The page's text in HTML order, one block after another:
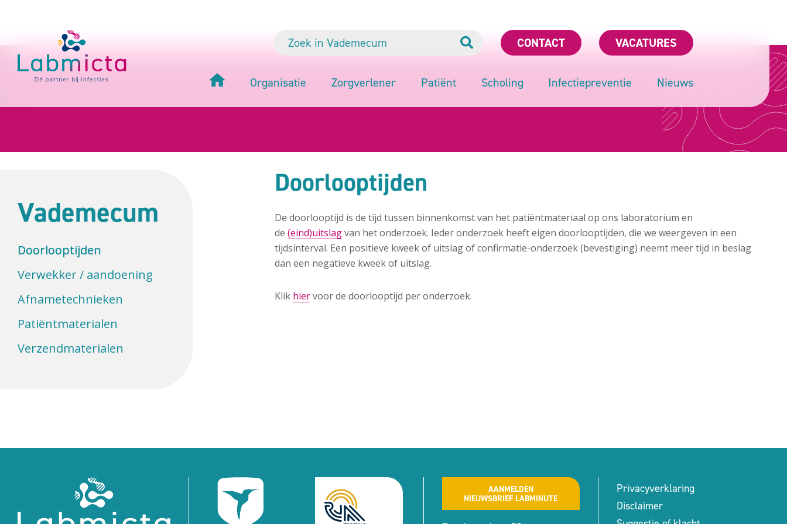
CONTACT VACATURES
Organisatie Zorgverlener Patiënt Scholing Infectiepreventie Nieuws
Vademecum
Doorlooptijden
Verwekker / aandoening
Afnametechnieken
Patiëntmaterialen
Verzendmaterialen
Doorlooptijden
De doorlooptijd is de tijd tussen binnenkomst van het patiëntmateriaal op ons laboratorium en
de (eind)uitslagvan het onderzoek. Ieder onderzoek heeft eigen doorlooptijden, die we weergeven in een
tijdsinterval. Een positieve kweek of uitslag of confirmatie-onderzoek (bevestiging) neemt meer tijd in beslag
dan een negatieve kweek of uitslag.
Klik hiervoor de doorlooptijd per onderzoek.
AANMELDEN
NIEUWSBRIEF LABMINUTE
Privacyverklaring
Disclaimer